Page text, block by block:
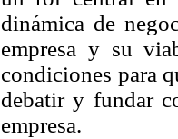
dinámica de
empresa y su
condiciones para
debatir y fundar
empresa.